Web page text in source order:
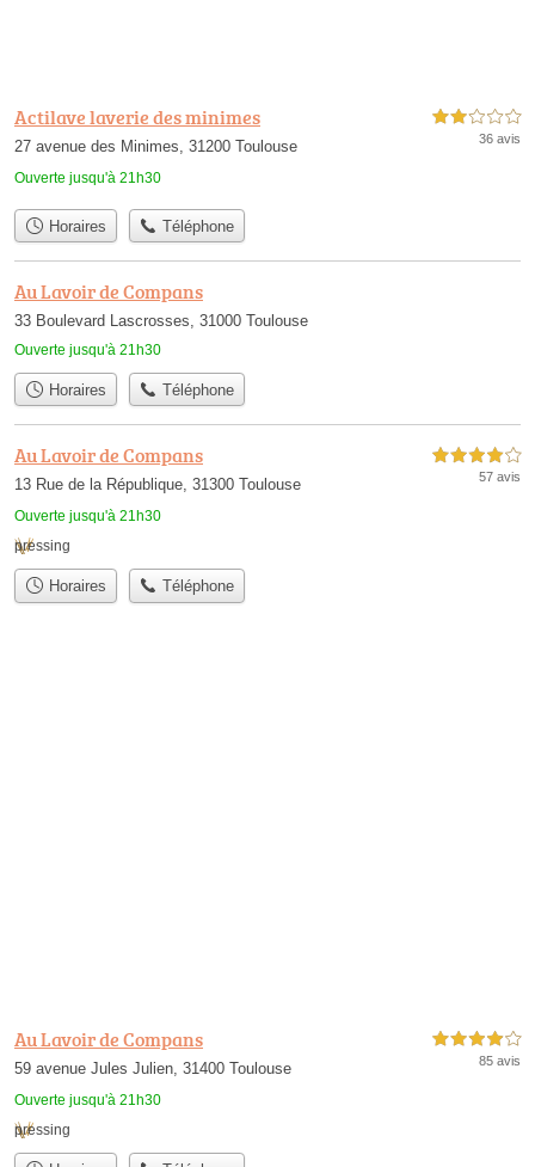
Actilave laverie des minimes
27 avenue des Minimes, 31200 Toulouse
Ouverte jusqu'à 21h30
2,0 étoiles sur 5
36 avis
Horaires Téléphone
Au Lavoir de Compans
33 Boulevard Lascrosses, 31000 Toulouse
Ouverte jusqu'à 21h30
Horaires Téléphone
Au Lavoir de Compans
13 Rue de la République, 31300 Toulouse
Ouverte jusqu'à 21h30
4,0 étoiles sur 5
57 avis
pressing
Horaires Téléphone
Au Lavoir de Compans
59 avenue Jules Julien, 31400 Toulouse
Ouverte jusqu'à 21h30
4,0 étoiles sur 5
85 avis
pressing